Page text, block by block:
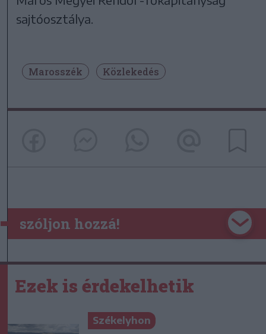
sajtóosztálya.
Marosszék Közlekedés
szóljon hozzá!
Ezek is érdekelhetik
Székelyhon